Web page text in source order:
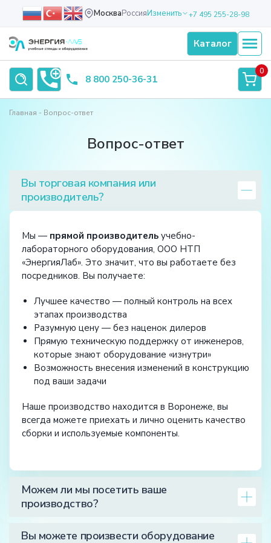
МоскваРоссияИзменить +7 495 255-28-98
Каталог
8 800 250-36-31
0
Главная Вопрос-ответ
Вопрос-ответ
Вы торговая компания или
производитель?
Мы — прямой производитель учебно-
лабораторного оборудования, ООО НТП
«ЭнергияЛаб». Это значит, что вы работаете без
посредников. Вы получаете:
Лучшее качество — полный контроль на всех
этапах производства
Разумную цену — без наценок дилеров
Прямую техническую поддержку от инженеров,
которые знают оборудование «изнутри»
Возможность внесения изменений в конструкцию
под ваши задачи
Наше производство находится в Воронеже, вы
всегда можете приехать и лично оценить качество
сборки и используемые компоненты.
Можем ли мы посетить ваше
производство?
Вы можете произвести оборудование